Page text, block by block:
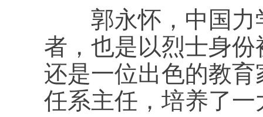
郭永怀，中国力
者，也是以烈士身
还是一位出色的教
任系主任，培养了